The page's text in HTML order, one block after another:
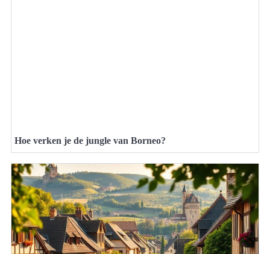
Hoe verken je de jungle van Borneo?